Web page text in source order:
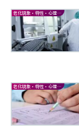
老化現象・特性・心理など
老化現象・特性・心理など